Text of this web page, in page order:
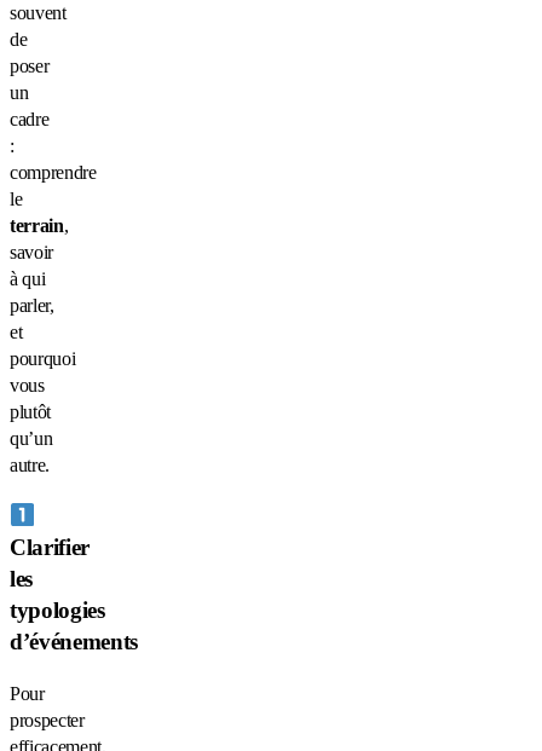
souvent
de
poser
un
cadre
:
comprendre
le
terrain,
savoir
à qui
parler,
et
pourquoi
vous
plutôt
qu’un
autre.
Clarifier
les
typologies
d’événements
Pour
prospecter
efficacement,